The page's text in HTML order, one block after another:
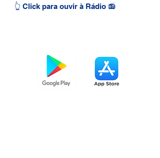
👆 Click para ouvir à Rádio 📻